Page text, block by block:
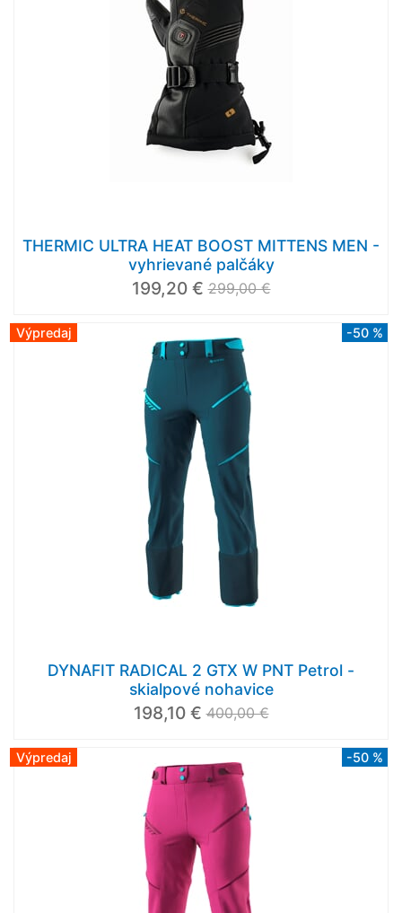
THERMIC ULTRA HEAT BOOST MITTENS MEN -
vyhrievané palčáky
199,20 € 299,00 €
Výpredaj -50 %
DYNAFIT RADICAL 2 GTX W PNT Petrol -
skialpové nohavice
198,10 € 400,00 €
Výpredaj -50 %